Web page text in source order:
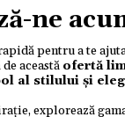
ne
pentru a te
această ofertă
al stilului și
explorează